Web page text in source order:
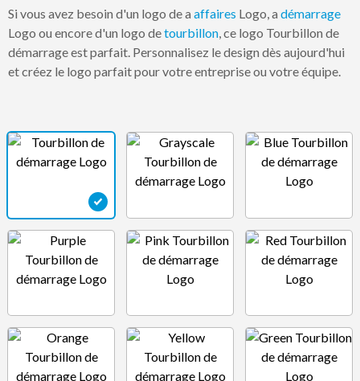
Si vous avez besoin d'un logo de a affaires Logo, a démarrage
Logo ou encore d'un logo detourbillon, ce logo Tourbillon de
démarrage est parfait. Personnalisez le design dès aujourd'hui
et créez le logo parfait pour votre entreprise ou votre équipe.